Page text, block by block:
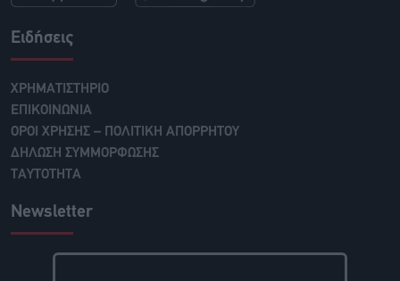
Ειδήσεις
ΧΡΗΜΑΤΙΣΤΗΡΙΟ
ΕΠΙΚΟΙΝΩΝΙΑ
ΟΡΟΙ ΧΡΗΣΗΣ – ΠΟΛΙΤΙΚΗ ΑΠΟΡΡΗΤΟΥ
ΔΗΛΩΣΗ ΣΥΜΜΟΡΦΩΣΗΣ
ΤΑΥΤΟΤΗΤΑ
Newsletter